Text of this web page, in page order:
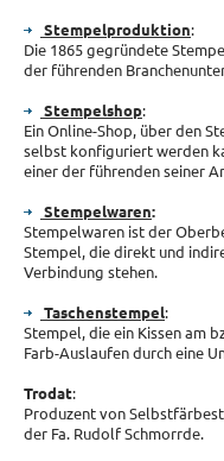
Stempelproduktion:
Die 1865 gegründete
der führenden
Stempelshop:
Ein Online-Shop, über den
selbst konfiguriert werden
einer der führenden seiner
Stempelwaren:
Stempelwaren ist der
Stempel, die direkt und
Verbindung stehen.
Taschenstempel:
Stempel, die ein Kissen am
Farb-Auslaufen durch eine
Trodat:
Produzent von
der Fa. Rudolf Schmorrde.